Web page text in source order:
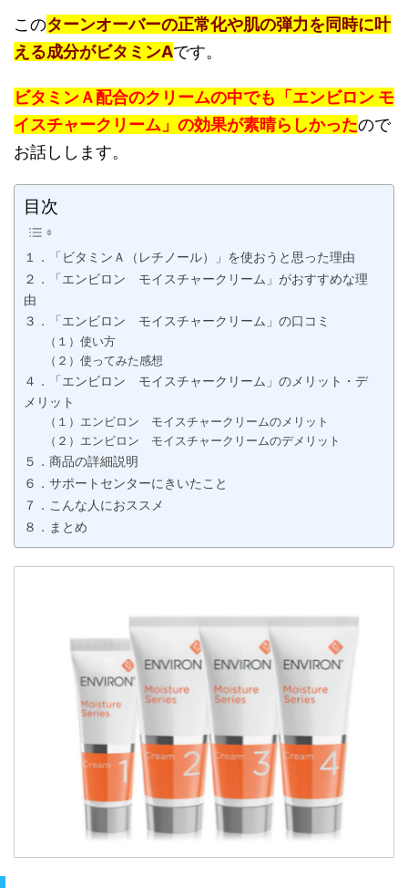
このターンオーバーの正常化や肌の弾力を同時に叶
える成分がビタミンAです。
ビタミンＡ配合のクリームの中でも「エンビロン モ
イスチャークリーム」の効果が素晴らしかったので
お話しします。
目次
１．「ビタミンＡ（レチノール）」を使おうと思った理由
２．「エンビロン モイスチャークリーム」がおすすめな理
由
３．「エンビロン モイスチャークリーム」の口コミ
（１）使い方
（２）使ってみた感想
４．「エンビロン モイスチャークリーム」のメリット・デ
メリット
（１）エンビロン モイスチャークリームのメリット
（２）エンビロン モイスチャークリームのデメリット
５．商品の詳細説明
６．サポートセンターにきいたこと
７．こんな人におススメ
８．まとめ